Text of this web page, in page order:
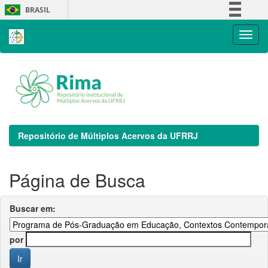
Skip
navigation
BRASIL
Repositório de Múltiplos Acervos da UFRRJ
Página de Busca
Buscar em:
por